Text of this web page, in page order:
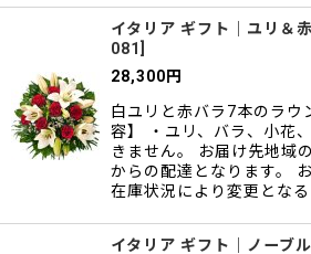
イタリア ギフト｜ユリ＆
081
28,300円
白ユリと赤バラ7本のラウ
容】 ・ユリ、バラ、小花
きません。 お届け先地域
からの配達となります。
在庫状況により変更となる
イタリア ギフト｜ノーブ